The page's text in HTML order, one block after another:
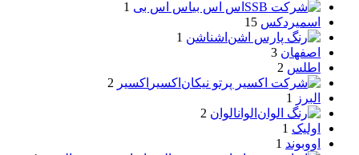
اس اس بیاس اس بی 1
اسمیردکس 15
اشناشن 1
اصفهان 3
اطلس 2
اکسیر اکسیر 2
البرز
1
الوانالوان 2
اولیک 1
اووبوند 1